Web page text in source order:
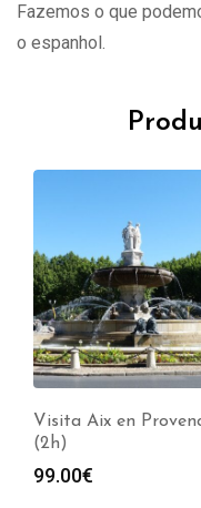
Fazemos o que
o espanhol.
Visita Aix en
(2h)
99.00€